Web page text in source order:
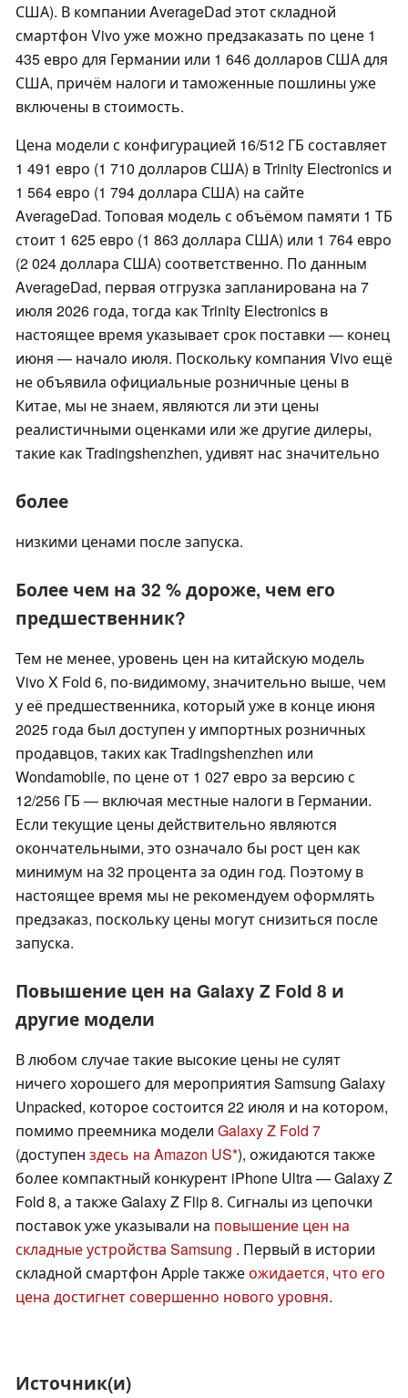
США). В компании AverageDad этот складной
смартфон Vivo уже можно предзаказать по цене 1
435 евро для Германии или 1 646 долларов США для
США, причём налоги и таможенные пошлины уже
включены в стоимость.
Цена модели с конфигурацией 16/512 ГБ составляет
1 491 евро (1 710 долларов США) в Trinity Electronics и
1 564 евро (1 794 доллара США) на сайте
AverageDad. Топовая модель с объёмом памяти 1 ТБ
стоит 1 625 евро (1 863 доллара США) или 1 764 евро
(2 024 доллара США) соответственно. По данным
AverageDad, первая отгрузка запланирована на 7
июля 2026 года, тогда как Trinity Electronics в
настоящее время указывает срок поставки — конец
июня — начало июля. Поскольку компания Vivo ещё
не объявила официальные розничные цены в
Китае, мы не знаем, являются ли эти цены
реалистичными оценками или же другие дилеры,
такие как Tradingshenzhen, удивят нас значительно
более
низкими ценами после запуска.
Более чем на 32 % дороже, чем его
предшественник?
Тем не менее, уровень цен на китайскую модель
Vivo X Fold 6, по-видимому, значительно выше, чем
у её предшественника, который уже в конце июня
2025 года был доступен у импортных розничных
продавцов, таких как Tradingshenzhen или
Wondamobile, по цене от 1 027 евро за версию с
12/256 ГБ — включая местные налоги в Германии.
Если текущие цены действительно являются
окончательными, это означало бы рост цен как
минимум на 32 процента за один год. Поэтому в
настоящее время мы не рекомендуем оформлять
предзаказ, поскольку цены могут снизиться после
запуска.
Повышение цен на Galaxy Z Fold 8 и
другие модели
В любом случае такие высокие цены не сулят
ничего хорошего для мероприятия Samsung Galaxy
Unpacked, которое состоится 22 июля и на котором,
помимо преемника модели Galaxy Z Fold 7
(доступен здесь на Amazon US ), ожидаются также
более компактный конкурент iPhone Ultra — Galaxy Z
Fold 8, а также Galaxy Z Flip 8. Сигналы из цепочки
поставок уже указывали на повышение цен на
складные устройства Samsung . Первый в истории
складной смартфон Apple такжеожидается, что его
цена достигнет совершенно нового уровня.
Источник(и)